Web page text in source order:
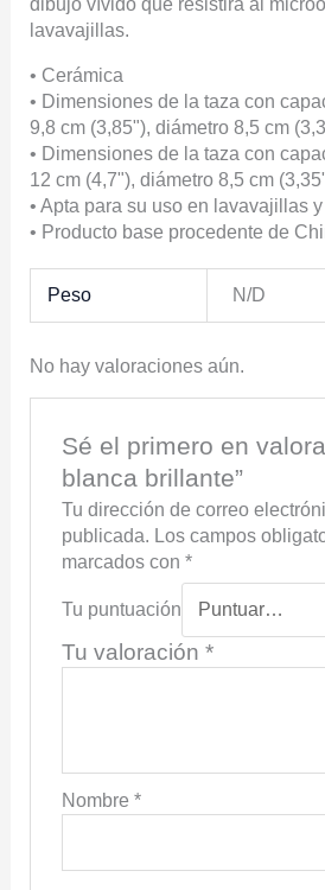
dibujo vívido que resistirá al
lavavajillas.
• Cerámica
• Dimensiones de la taza con
9,8 cm (3,85"), diámetro 8,5 cm
• Dimensiones de la taza con
12 cm (4,7"), diámetro 8,5 cm
• Apta para su uso en lavavajillas
• Producto base procedente de
Peso N/D
No hay valoraciones aún.
Sé el primero en
blanca brillante”
Tu dirección de correo
publicada. Los campos
marcados con*
Tu puntuación
Tu valoración*
Nombre*